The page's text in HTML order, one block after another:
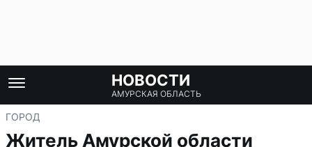
НОВОСТИ
АМУРСКАЯ ОБЛАСТЬ
ГОРОД
Житель Амурской области